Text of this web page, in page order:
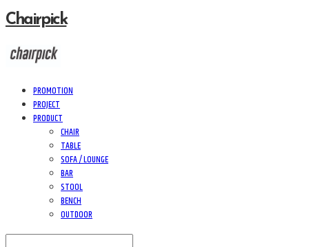
Chairpick
PROMOTION
PROJECT
PRODUCT
CHAIR
TABLE
SOFA / LOUNGE
BAR
STOOL
BENCH
OUTDOOR